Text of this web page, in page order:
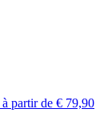
à partir de € 79,90